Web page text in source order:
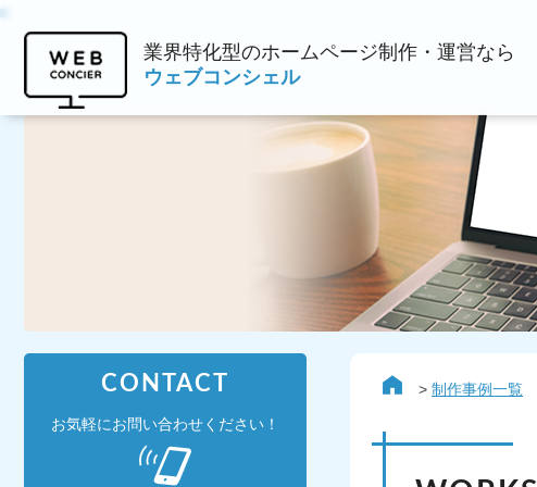
業界特化型のホームページ制作・運営なら
ウェブコンシェル
制作事例一覧
CONTACT
お気軽にお問い合わせください！